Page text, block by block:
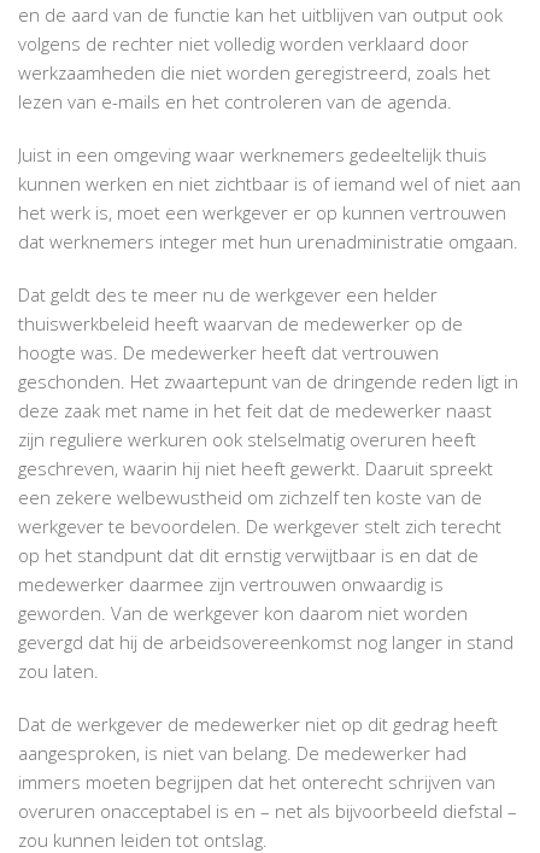
en de aard van de functie kan het uitblijven van output ook
volgens de rechter niet volledig worden verklaard door
werkzaamheden die niet worden geregistreerd, zoals het
lezen van e-mails en het controleren van de agenda.
Juist in een omgeving waar werknemers gedeeltelijk thuis
kunnen werken en niet zichtbaar is of iemand wel of niet aan
het werk is, moet een werkgever er op kunnen vertrouwen
dat werknemers integer met hun urenadministratie omgaan.
Dat geldt des te meer nu de werkgever een helder
thuiswerkbeleid heeft waarvan de medewerker op de
hoogte was. De medewerker heeft dat vertrouwen
geschonden. Het zwaartepunt van de dringende reden ligt in
deze zaak met name in het feit dat de medewerker naast
zijn reguliere werkuren ook stelselmatig overuren heeft
geschreven, waarin hij niet heeft gewerkt. Daaruit spreekt
een zekere welbewustheid om zichzelf ten koste van de
werkgever te bevoordelen. De werkgever stelt zich terecht
op het standpunt dat dit ernstig verwijtbaar is en dat de
medewerker daarmee zijn vertrouwen onwaardig is
geworden. Van de werkgever kon daarom niet worden
gevergd dat hij de arbeidsovereenkomst nog langer in stand
zou laten.
Dat de werkgever de medewerker niet op dit gedrag heeft
aangesproken, is niet van belang. De medewerker had
immers moeten begrijpen dat het onterecht schrijven van
overuren onacceptabel is en – net als bijvoorbeeld diefstal –
zou kunnen leiden tot ontslag.